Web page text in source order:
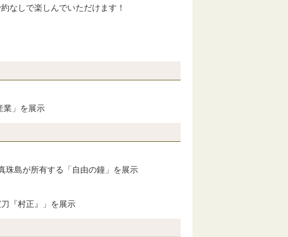
しで楽しんでいただけます！
業」を展示
島が所有する「自由の鐘」を展示
『村正』」を展示